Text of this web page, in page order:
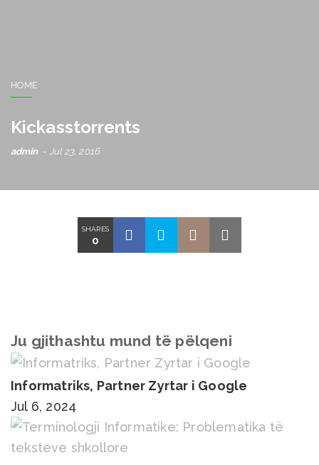
HOME
Kickasstorrents
admin Jul 23, 2016
SHARES
0
Ju gjithashtu mund të pëlqeni
Informatriks, Partner Zyrtar i Google
Jul 6, 2024